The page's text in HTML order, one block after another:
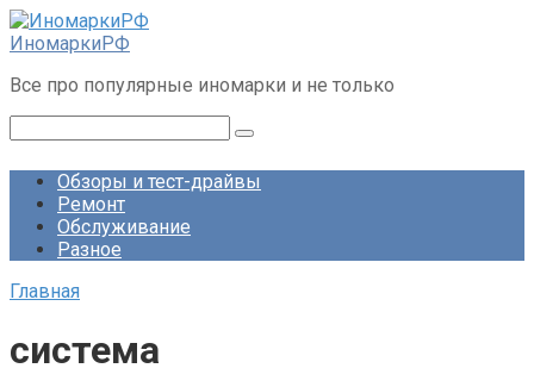
Перейти
к
ИномаркиРФ
Все про популярные иномарки и не только
Обзоры и тест-драйвы
Ремонт
Обслуживание
Разное
Главная
система